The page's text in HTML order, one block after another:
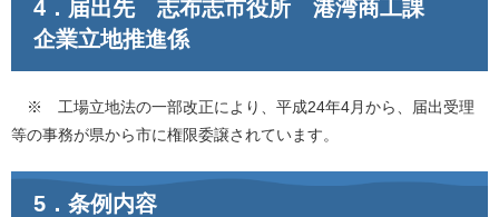
4．届出先 志布志市役所 港湾商工課
企業立地推進係
※ 工場立地法の一部改正により、平成24年4月から、届出受理
等の事務が県から市に権限委譲されています。
5．条例内容